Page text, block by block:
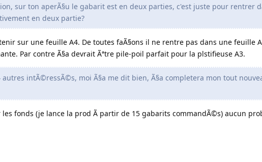
sur ton aperÃ§u le gabarit est en deux parties, c'est juste pour rentrer
en deux partie?
sur une feuille A4. De toutes faÃ§ons il ne rentre pas dans une feuille
Par contre Ã§a devrait Ãªtre pile-poil parfait pour la plstifieuse A3.
autres intÃ©ressÃ©s, moi Ã§a me dit bien, Ã§a completera mon tout
fonds (je lance la prod Ã partir de 15 gabarits commandÃ©s) aucun